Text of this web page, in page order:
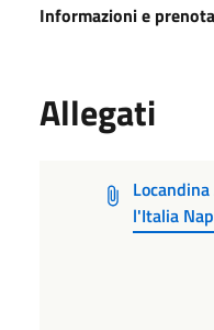
Informazioni e
Allegati
l'Italia